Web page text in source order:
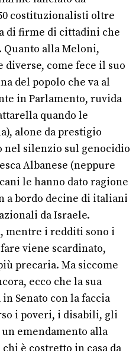
costituzionalisti oltre
di firme di cittadini che
alla Meloni,
diverse, come fece il suo
del popolo che va al
in Parlamento, ruvida
quando le
alone da prestigio
silenzio sul genocidio
Albanese (neppure
le hanno dato ragione
a bordo decine di italiani
da Israele.
mentre i redditi sono i
viene scardinato,
precaria. Ma siccome
ecco che la sua
Senato con la faccia
i poveri, i disabili, gli
emendamento alla